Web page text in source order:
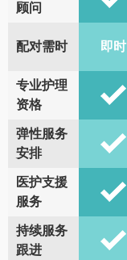
顾问
配对需时 即时
专业护理
资格
弹性服务
安排
医护支援
服务
持续服务
跟进